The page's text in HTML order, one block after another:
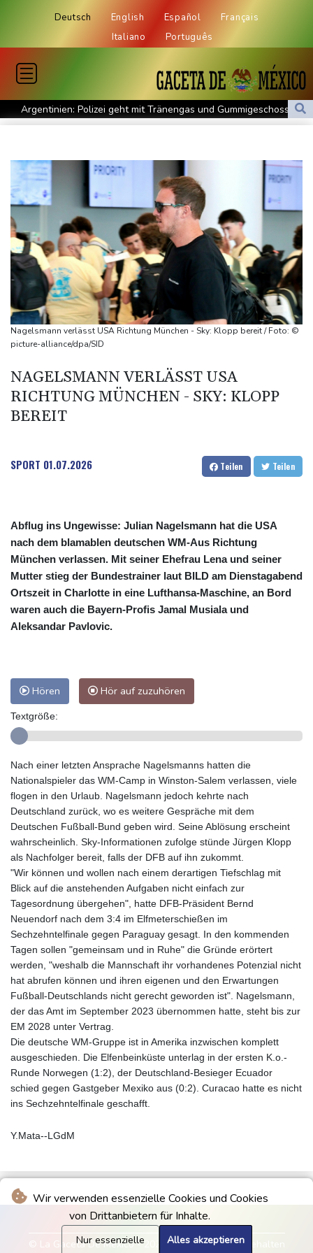
Wir verwenden essenzielle Cookies und Cookies
von Drittanbietern für Inhalte.
Nur essenzielle Alles akzeptieren
Deutsch English Español
Français
Italiano
Português
Argentinien: Polizei geht mit Tränengas und Gummigeschossen
gegen Proteste vor
Grindel erwartet nahendes Ende der Ära Infantino
Regierung will bei Klimaschutz vorerst nicht nachsteuern - Kritik
der Grünen
Hitze und Niedrigwasser: Städte- und Gemeindebund fordert
"nationalen Kraftakt"
Infantinos Investorenplan: FIFA-Experte fordert Aufarbeitung
Biathlon-Olympiasieger Jacquelin wird Teilzeit-Radprofi
Kircher: VAR nicht "zu kleinteilig" einsetzen
Kreise: Türkei will mit Pakistan und Saudi-Arabien
Verteidigungspakt schließen
Bundesanwaltschaft übernimmt Ermittlungen
Nagelsmann verlässt USA Richtung München - Sky: Klopp bereit / Foto: ©
picture-alliance/dpa/SID
NAGELSMANN VERLÄSST USA
RICHTUNG MÜNCHEN - SKY: KLOPP
BEREIT
SPORT 01.07.2026 Teilen Teilen
Abflug ins Ungewisse: Julian Nagelsmann hat die USA
nach dem blamablen deutschen WM-Aus Richtung
München verlassen. Mit seiner Ehefrau Lena und seiner
Mutter stieg der Bundestrainer laut BILD am Dienstagabend
Ortszeit in Charlotte in eine Lufthansa-Maschine, an Bord
waren auch die Bayern-Profis Jamal Musiala und
Aleksandar Pavlovic.
Hören Hör auf zuzuhören
Textgröße:
Nach einer letzten Ansprache Nagelsmanns hatten die
Nationalspieler das WM-Camp in Winston-Salem verlassen, viele
flogen in den Urlaub. Nagelsmann jedoch kehrte nach
Deutschland zurück, wo es weitere Gespräche mit dem
Deutschen Fußball-Bund geben wird. Seine Ablösung erscheint
wahrscheinlich. Sky-Informationen zufolge stünde Jürgen Klopp
als Nachfolger bereit, falls der DFB auf ihn zukommt.
"Wir können und wollen nach einem derartigen Tiefschlag mit
Blick auf die anstehenden Aufgaben nicht einfach zur
Tagesordnung übergehen", hatte DFB-Präsident Bernd
Neuendorf nach dem 3:4 im Elfmeterschießen im
Sechzehntelfinale gegen Paraguay gesagt. In den kommenden
Tagen sollen "gemeinsam und in Ruhe" die Gründe erörtert
werden, "weshalb die Mannschaft ihr vorhandenes Potenzial nicht
hat abrufen können und ihren eigenen und den Erwartungen
Fußball-Deutschlands nicht gerecht geworden ist". Nagelsmann,
der das Amt im September 2023 übernommen hatte, steht bis zur
EM 2028 unter Vertrag.
Die deutsche WM-Gruppe ist in Amerika inzwischen komplett
ausgeschieden. Die Elfenbeinküste unterlag in der ersten K.o.-
Runde Norwegen (1:2), der Deutschland-Besieger Ecuador
schied gegen Gastgeber Mexiko aus (0:2). Curacao hatte es nicht
ins Sechzehntelfinale geschafft.
Y.Mata--LGdM
© La Gaceta De Mexico - 2026 - Alle Rechte vorbehalten